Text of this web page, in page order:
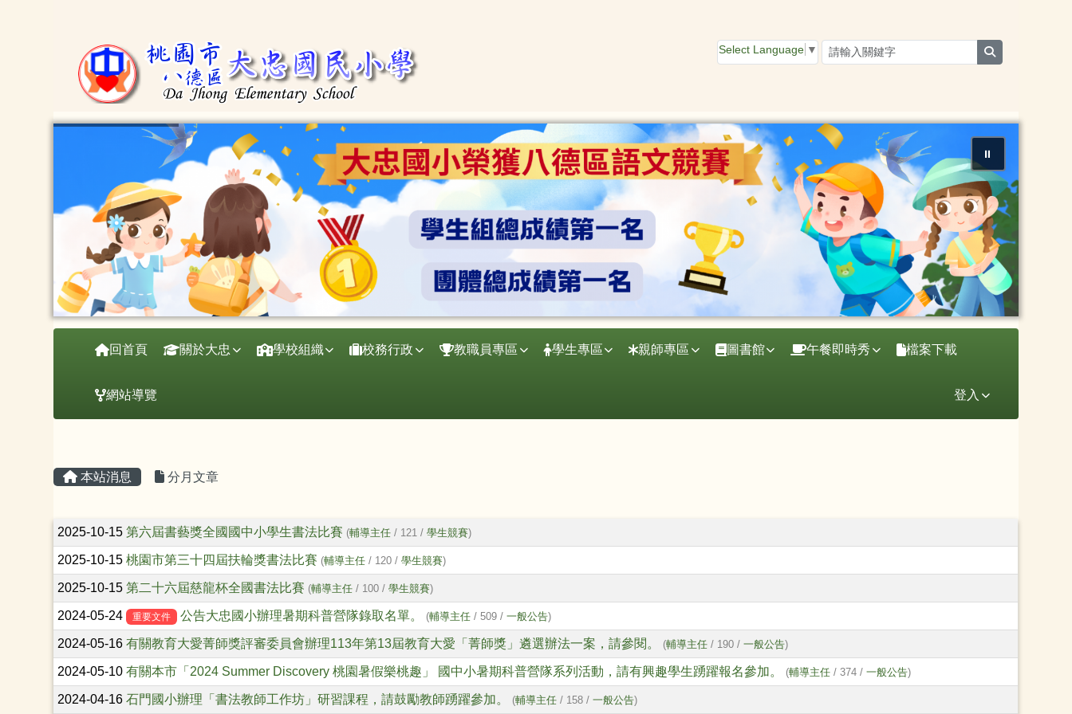
Select Language ▼
⏸
導覽列回首頁 關於大忠 學校組織 校務行政 教職員專區 學生專區 親師專區 圖書館 午餐即時秀 檔案下載
網站導覽 登入
本站消息 分月文章
文章列表
2025-10-15第六屆書藝獎全國國中小學生書法比賽 (輔導主任 / 121 /學生競賽)
2025-10-15桃園市第三十四屆扶輪獎書法比賽 (輔導主任 / 120 /學生競賽)
2025-10-15第二十六屆慈龍杯全國書法比賽 (輔導主任 / 100 /學生競賽)
2024-05-24 重要文件 公告大忠國小辦理暑期科普營隊錄取名單。 (輔導主任/ 509 / 一般公告)
2024-05-16有關教育大愛菁師獎評審委員會辦理113年第13屆教育大愛「菁師獎」遴選辦法一案，請參閱。 (輔導主任 / 190 /一般公告)
2024-05-10有關本市「2024 Summer Discovery 桃園暑假樂桃趣」 國中小暑期科普營隊系列活動，請有興趣學生踴躍報名參加。 (輔導主任 / 374 /一般公告)
2024-04-16石門國小辦理「書法教師工作坊」研習課程，請鼓勵教師踴躍參加。 (輔導主任 / 158 /一般公告)